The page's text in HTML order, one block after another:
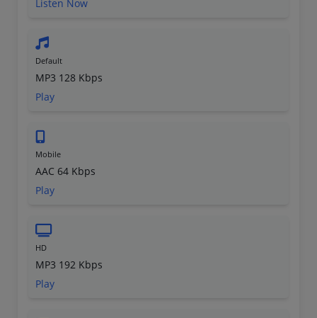
Listen Now
Default
MP3 128 Kbps
Play
Mobile
AAC 64 Kbps
Play
HD
MP3 192 Kbps
Play